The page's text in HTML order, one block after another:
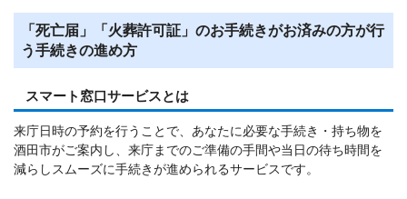
「死亡届」「火葬許可証」のお手続きがお済みの方が行
う手続きの進め方
スマート窓口サービスとは
来庁日時の予約を行うことで、あなたに必要な手続き・持ち物を
酒田市がご案内し、来庁までのご準備の手間や当日の待ち時間を
減らしスムーズに手続きが進められるサービスです。